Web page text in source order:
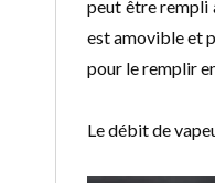
peut être rempli
est amovible et
pour le remplir
Le débit de